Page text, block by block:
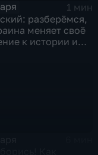
1 мин
разберёмся,
меняет своё
к истории и